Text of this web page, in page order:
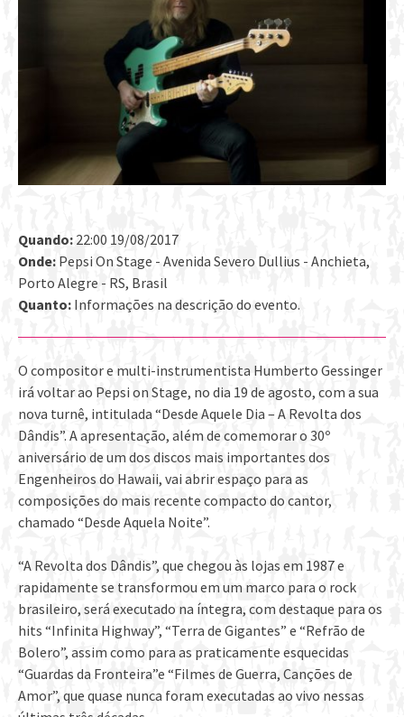
Quando: 22:00 19/08/2017
Onde: Pepsi On Stage - Avenida Severo Dullius - Anchieta,
Porto Alegre - RS, Brasil
Quanto: Informações na descrição do evento.
O compositor e multi-instrumentista Humberto Gessinger
irá voltar ao Pepsi on Stage, no dia 19 de agosto, com a sua
nova turnê, intitulada “Desde Aquele Dia – A Revolta dos
Dândis”. A apresentação, além de comemorar o 30º
aniversário de um dos discos mais importantes dos
Engenheiros do Hawaii, vai abrir espaço para as
composições do mais recente compacto do cantor,
chamado “Desde Aquela Noite”.
“A Revolta dos Dândis”, que chegou às lojas em 1987 e
rapidamente se transformou em um marco para o rock
brasileiro, será executado na íntegra, com destaque para os
hits “Infinita Highway”, “Terra de Gigantes” e “Refrão de
Bolero”, assim como para as praticamente esquecidas
“Guardas da Fronteira”e “Filmes de Guerra, Canções de
Amor”, que quase nunca foram executadas ao vivo nessas